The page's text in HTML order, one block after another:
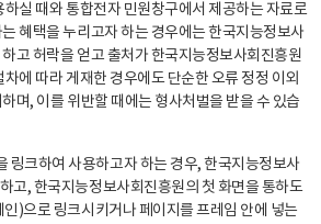
하실 때와 통합전자 민원창구에서 제공하는 자료로
혜택을 누리고자 하는 경우에는 한국지능정보사
고 허락을 얻고 출처가 한국지능정보사회진흥원
에 따라 게재한 경우에도 단순한 오류 정정 이외
며, 이를 위반할 때에는 형사처벌을 받을 수 있습
링크하여 사용하고자 하는 경우, 한국지능정보사
고, 한국지능정보사회진흥원의 첫 화면을 통하도
)으로 링크시키거나 페이지를 프레임 안에 넣는